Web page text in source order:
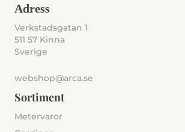
Adress
Verkstadsgatan 1
511 57 Kinna
Sverige
webshop@arca.se
Sortiment
Metervaror